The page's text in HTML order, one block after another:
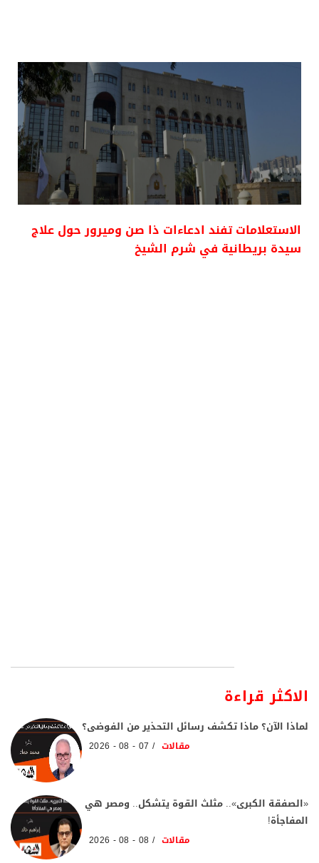
الاستعلامات تفند ادعاءات ذا صن وميرور حول علاج
سيدة بريطانية في شرم الشيخ
الاكثر قراءة
لماذا الآن؟ ماذا تكشف رسائل التحذير من الفوضى؟
مقالات 07 - 08 - 2026
«الصفقة الكبرى».. مثلث القوة يتشكل.. ومصر هي
المفاجأة!
مقالات 08 - 08 - 2026